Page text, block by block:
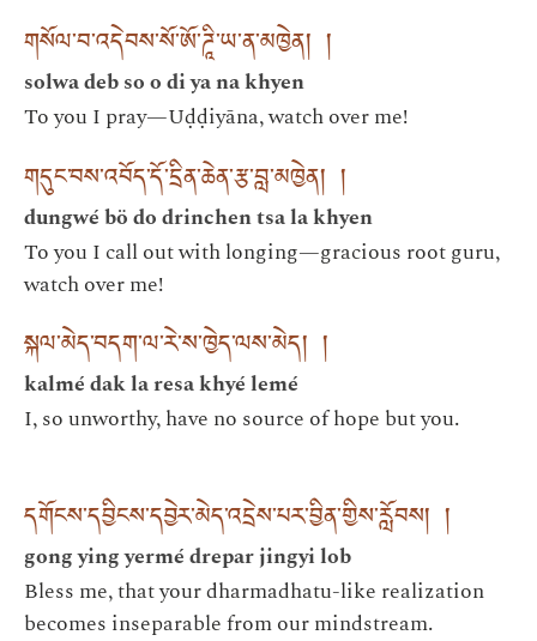
གསོལ་བ་འདེབས་སོ་ཨོ་ཌཱི་ཡ་ན་མཁྱེན། །
solwa deb so o di ya na khyen
To you I pray—Uḍḍiyāna, watch over me!
གདུང་བས་འབོད་དོ་དྲིན་ཆེན་རྩ་བླ་མཁྱེན། །
dungwé bö do drinchen tsa la khyen
To you I call out with longing—gracious root guru,
watch over me!
སྐལ་མེད་བདག་ལ་རེ་ས་ཁྱེད་ལས་མེད། །
kalmé dak la resa khyé lemé
I, so unworthy, have no source of hope but you.
དགོངས་དབྱིངས་དབྱེར་མེད་འདྲེས་པར་བྱིན་གྱིས་རློབས། །
gong ying yermé drepar jingyi lob
Bless me, that your dharmadhatu-like realization
becomes inseparable from our mindstream.